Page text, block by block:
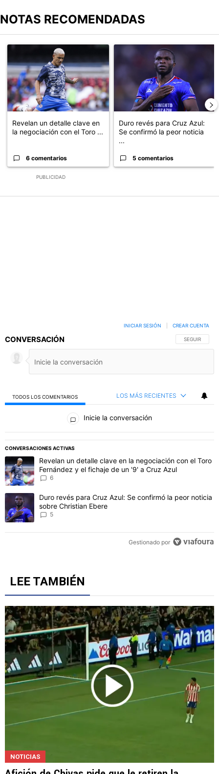
NOTAS RECOMENDADAS
PUBLICIDAD
Un artículo de tendencia con el título "Revelan un detalle clave
Revelan un detalle clave en
la negociación con el Toro ...
6 comentarios
Un artículo de tendencia con
Duro revés para Cruz Azul:
Se confirmó la peor noticia
...
5 comentarios
CONVERSACIÓN SIGA ESTA
SEGUIR
INICIAR SESIÓN CREAR CUENTA
TODOS LOS COMENTARIOS LOS MÁS RECIENTES
Todos los comentarios
Inicie la conversación
CONVERSACIONES ACTIVAS
Este listado muestra los artículos con más comentarios en los
Un artículo de tendencia con el título "Revelan un detalle clave
Revelan un detalle clave en la negociación con el Toro
Fernández y el fichaje de un '9' a Cruz Azul
Un artículo de tendencia con el título "Duro revés para Cruz
Duro revés para Cruz Azul: Se confirmó la peor noticia
LEE TAMBIÉN